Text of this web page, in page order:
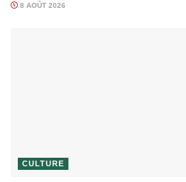
8 AOÛT 2026
CULTURE